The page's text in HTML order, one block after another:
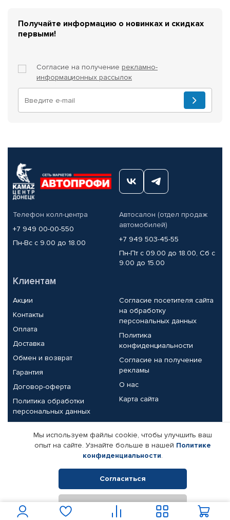
Получайте информацию о новинках и скидках
первыми!
Согласие на получение рекламно-
информационных рассылок
Телефон колл-центра
+7 949 00-00-550
Пн-Вс с 9.00 до 18.00
Автосалон (отдел продаж
автомобилей)
+7 949 503-45-55
Пн-Пт с 09.00 до 18.00, Сб с
9.00 до 15.00
Клиентам
Акции
Контакты
Оплата
Доставка
Обмен и возврат
Гарантия
Договор-оферта
Политика обработки
персональных данных
Согласие посетителя сайта
на обработку
персональных данных
Политика
конфиденциальности
Согласие на получение
рекламы
О нас
Карта сайта
Партнерам
Корпоративным клиентам
Поставщикам
Реквизиты компании
© КАМАЗ ЦЕНТР ДОНЕЦК, 2015-2026. Все права защищены.
Интернет-магазин автомобильных товаров Автопрофи.
Мы используем файлы cookie, чтобы улучшить ваш
опыт на сайте. Узнайте больше в нашей Политике
конфиденциальности.
Согласиться
Отклонить